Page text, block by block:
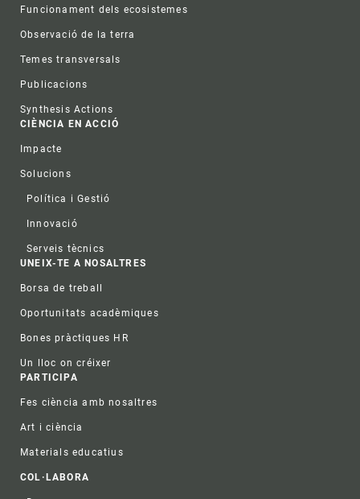
Funcionament dels ecosistemes
Observació de la terra
Temes transversals
Publicacions
Synthesis Actions
CIÈNCIA EN ACCIÓ
Impacte
Solucions
Política i Gestió
Innovació
Serveis tècnics
UNEIX-TE A NOSALTRES
Borsa de treball
Oportunitats acadèmiques
Bones pràctiques HR
Un lloc on créixer
PARTICIPA
Fes ciència amb nosaltres
Art i ciència
Materials educatius
COL·LABORA